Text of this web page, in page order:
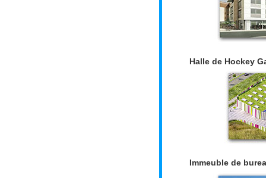
Halle de Hockey
Immeuble de